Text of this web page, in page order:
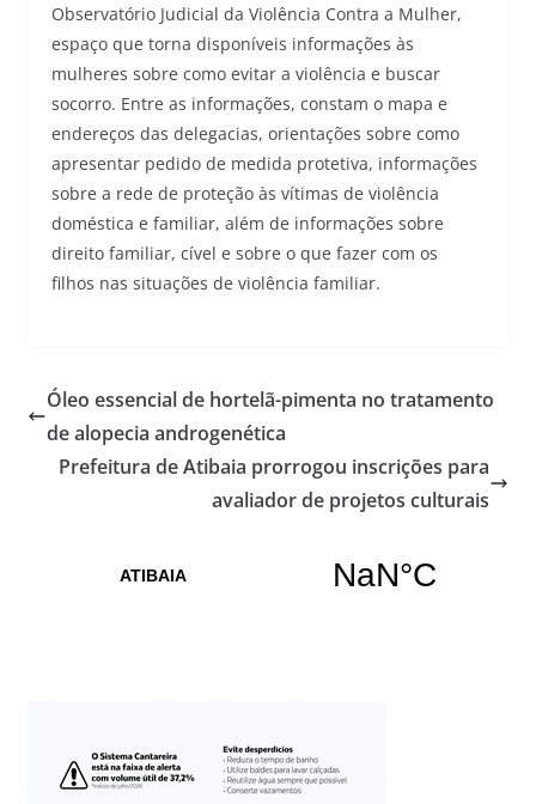
Observatório Judicial da Violência Contra a Mulher,
espaço que torna disponíveis informações às
mulheres sobre como evitar a violência e buscar
socorro. Entre as informações, constam o mapa e
endereços das delegacias, orientações sobre como
apresentar pedido de medida protetiva, informações
sobre a rede de proteção às vítimas de violência
doméstica e familiar, além de informações sobre
direito familiar, cível e sobre o que fazer com os
filhos nas situações de violência familiar.
Óleo essencial de hortelã-pimenta no tratamento
de alopecia androgenética
Prefeitura de Atibaia prorrogou inscrições para
avaliador de projetos culturais